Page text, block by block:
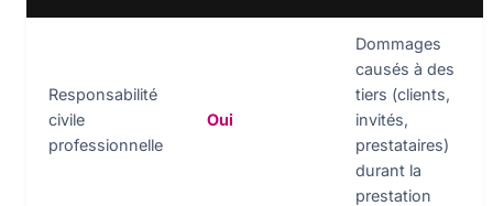
Responsabilité
civile
professionnelle
Oui
Dommages
causés à des
tiers (clients,
invités,
prestataires)
durant la
prestation